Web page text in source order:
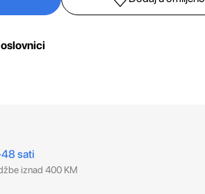
sati
iznad 400 KM